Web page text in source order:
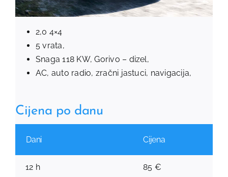
2,0 4×4
5 vrata,
Snaga 118 KW, Gorivo – dizel,
AC, auto radio, zračni jastuci, navigacija,
Cijena po danu
Dani Cijena
12 h 85 €